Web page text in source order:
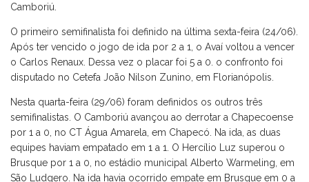
Camboriú.
O primeiro semifinalista foi definido na última sexta-feira (24/06).
Após ter vencido o jogo de ida por 2 a 1, o Avaí voltou a vencer
o Carlos Renaux. Dessa vez o placar foi 5 a 0. o confronto foi
disputado no Cetefa João Nilson Zunino, em Florianópolis.
Nesta quarta-feira (29/06) foram definidos os outros três
semifinalistas. O Camboriú avançou ao derrotar a Chapecoense
por 1 a 0, no CT Água Amarela, em Chapecó. Na ida, as duas
equipes haviam empatado em 1 a 1. O Hercílio Luz superou o
Brusque por 1 a 0, no estádio municipal Alberto Warmeling, em
São Ludgero. Na ida havia ocorrido empate em Brusque em 0 a